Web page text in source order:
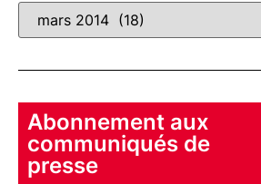
Abonnement aux
communiqués de
presse